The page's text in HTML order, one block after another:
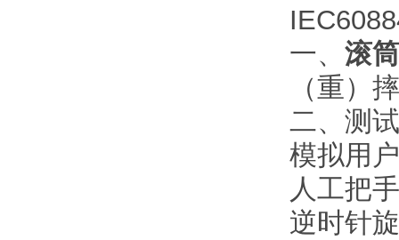
一、 滚
（重）
二、测
模拟用
人工把
逆时针